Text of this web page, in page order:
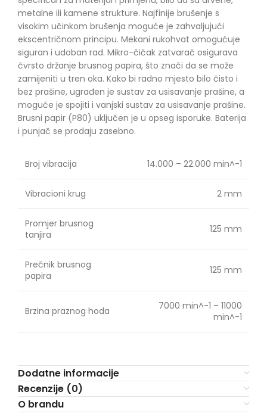
metalne ili kamene strukture. Najfinije brušenje s
visokim učinkom brušenja moguće je zahvaljujući
ekscentričnom principu. Mekani rukohvat omogućuje
siguran i udoban rad. Mikro-čičak zatvarač osigurava
čvrsto držanje brusnog papira, što znači da se može
zamijeniti u tren oka. Kako bi radno mjesto bilo čisto i
bez prašine, ugrađen je sustav za usisavanje prašine, a
moguće je spojiti i vanjski sustav za usisavanje prašine.
Brusni papir (P80) uključen je u opseg isporuke. Baterija
i punjač se prodaju zasebno.
Broj vibracija 14.000 – 22.000 min^-1
Vibracioni krug 2 mm
Promjer brusnog
tanjira
125 mm
Prečnik brusnog
papira
125 mm
Brzina praznog hoda
7000 min^-1 – 11000
min^-1
Dodatne informacije
Recenzije (0)
O brandu